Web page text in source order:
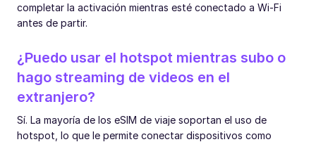
completar la activación mientras esté conectado a Wi-Fi
antes de partir.
¿Puedo usar el hotspot mientras subo o
hago streaming de videos en el
extranjero?
Sí. La mayoría de los eSIM de viaje soportan el uso de
hotspot, lo que le permite conectar dispositivos como